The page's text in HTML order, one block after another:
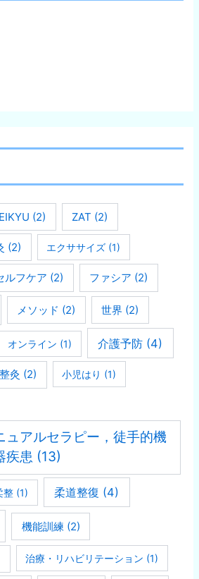
(2) ZAT (2)
(2) エクササイズ (1)
ルフケア (2) ファシア (2)
メソッド (2) 世界 (2)
ンライン (1) 介護予防 (4)
灸 (2) 小児はり (1)
ュアルセラピー，徒手的機
疾患 (13)
整 (1) 柔道整復 (4)
機能訓練 (2)
治療・リハビリテーション (1)